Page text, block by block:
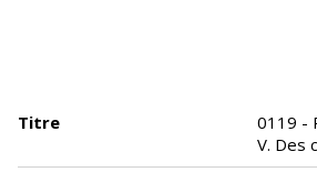
Titre
0119 -
V. Des